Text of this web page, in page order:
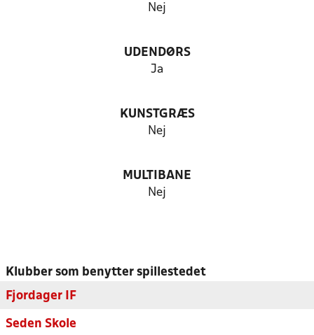
Nej
UDENDØRS
Ja
KUNSTGRÆS
Nej
MULTIBANE
Nej
Klubber som benytter spillestedet
Fjordager IF
Seden Skole